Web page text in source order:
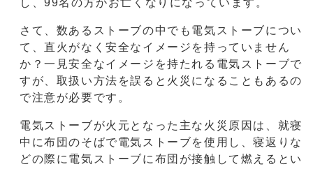
し、99名の方がお亡くなりになっています。
さて、数あるストーブの中でも電気ストーブについ
て、直火がなく安全なイメージを持っていません
か？一見安全なイメージを持たれる電気ストーブで
すが、取扱い方法を誤ると火災になることもあるの
で注意が必要です。
電気ストーブが火元となった主な火災原因は、就寝
中に布団のそばで電気ストーブを使用し、寝返りな
どの際に電気ストーブに布団が接触して燃えるとい